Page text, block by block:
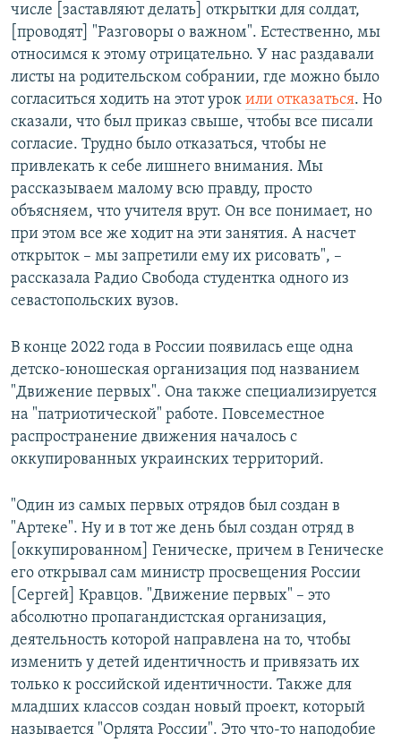
числе [заставляют делать] открытки для солдат,
[проводят] "Разговоры о важном". Естественно, мы
относимся к этому отрицательно. У нас раздавали
листы на родительском собрании, где можно было
согласиться ходить на этот урок или отказаться. Но
сказали, что был приказ свыше, чтобы все писали
согласие. Трудно было отказаться, чтобы не
привлекать к себе лишнего внимания. Мы
рассказываем малому всю правду, просто
объясняем, что учителя врут. Он все понимает, но
при этом все же ходит на эти занятия. А насчет
открыток – мы запретили ему их рисовать", –
рассказала Радио Свобода студентка одного из
севастопольских вузов.
В конце 2022 года в России появилась еще одна
детско-юношеская организация под названием
"Движение первых". Она также специализируется
на "патриотической" работе. Повсеместное
распространение движения началось с
оккупированных украинских территорий.
"Один из самых первых отрядов был создан в
"Артеке". Ну и в тот же день был создан отряд в
[оккупированном] Геническе, причем в Геническе
его открывал сам министр просвещения России
[Сергей] Кравцов. "Движение первых" – это
абсолютно пропагандистская организация,
деятельность которой направлена на то, чтобы
изменить у детей идентичность и привязать их
только к российской идентичности. Также для
младших классов создан новый проект, который
называется "Орлята России". Это что-то наподобие